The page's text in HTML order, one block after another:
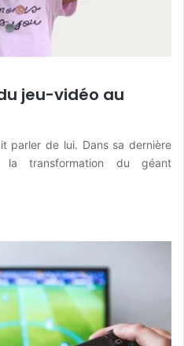
jeu-vidéo au
parler de lui. Dans sa dernière
transformation du géant